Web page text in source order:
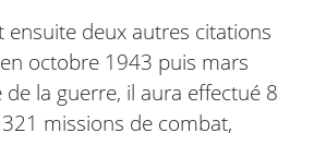
ensuite deux autres citations
octobre 1943 puis mars
la guerre, il aura effectué 8
missions de combat,